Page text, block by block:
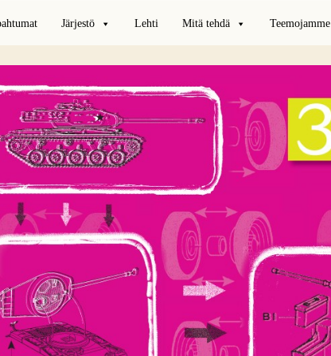
Järjestö Lehti Mitä tehdä Teemojamme